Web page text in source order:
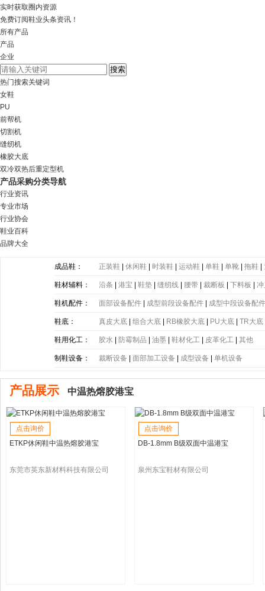
实时获取圈内资源
免费订阅鞋业头条资讯！
所有产品
产品
企业
热门搜索关键词
女鞋
PU
前帮机
切割机
缝纫机
橡胶大底
双冷双热后重定型机
产品采购分类导航
行业资讯
专业市场
行业协会
鞋业百科
品牌大全
成品鞋： 正装鞋 |休闲鞋 时装鞋 |运动鞋 |单鞋 |单靴 |拖鞋 |
鞋材辅料： 沿条 |港宝 |鞋垫 |缝纫线 腰带 |裁断板 |下料板 |
带|塑胶片|其他
鞋机配件： 面部设备配件 成型前段设备配件 成型中段设备配
鞋底： 真皮大底 |组合大底 RB橡胶大底 PU大底 |TR大底
底|PE大底|PP大底| SBR大底| PC大底| 软木大底
鞋用化工： 胶水 防霉制品 |油墨 |鞋材化工 皮革化工 |其他
制鞋设备： 裁断设备 |面部加工设备 成型设备 |单机设备
产品展示 中温热熔胶港宝
点击询价
ETKP休闲鞋中温热熔胶港宝
东莞市英东新材料科技有限公司
点击询价
DB-1.8mm B级双面中温港宝
泉州东宝鞋材有限公司